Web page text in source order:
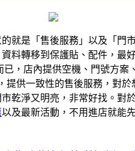
就是「售後服務」以及「門市
料轉移到保護貼、配件，最
已，店內提供空機、門號方
，提供一致性的售後服務，對
乾淨又明亮，非常好找。對
以及最新活動，不用進店就能